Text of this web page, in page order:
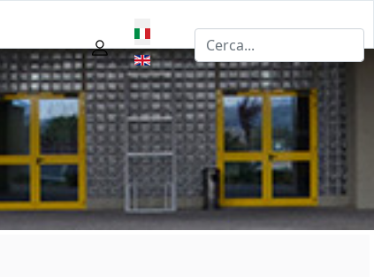
Seleziona la tua lingua